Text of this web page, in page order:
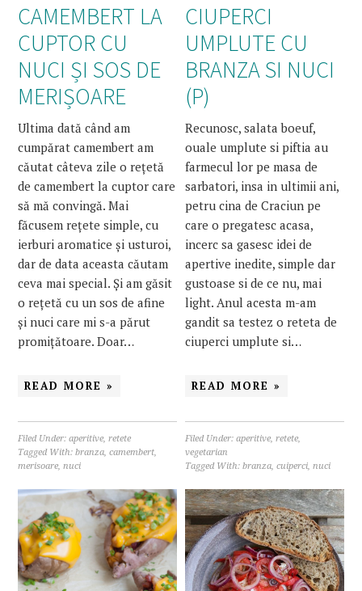
CAMEMBERT LA
CUPTOR CU
NUCI ȘI SOS DE
MERIȘOARE
Ultima dată când am
cumpărat camembert am
căutat câteva zile o rețetă
de camembert la cuptor care
să mă convingă. Mai
făcusem rețete simple, cu
ierburi aromatice și usturoi,
dar de data aceasta căutam
ceva mai special. Și am găsit
o rețetă cu un sos de afine
și nuci care mi s-a părut
promițătoare. Doar…
READ MORE »
Filed Under:aperitive,retete
Tagged With:branza,camembert,
merisoare,nuci
CIUPERCI
UMPLUTE CU
BRANZA SI NUCI
(P)
Recunosc, salata boeuf,
ouale umplute si piftia au
farmecul lor pe masa de
sarbatori, insa in ultimii ani,
petru cina de Craciun pe
care o pregatesc acasa,
incerc sa gasesc idei de
apertive inedite, simple dar
gustoase si de ce nu, mai
light. Anul acesta m-am
gandit sa testez o reteta de
ciuperci umplute si…
READ MORE »
Filed Under:aperitive,retete,
vegetarian
Tagged With:branza,cuiperci,nuci